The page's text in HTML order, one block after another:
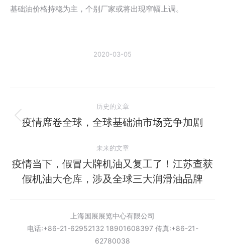
基础油价格持稳为主，个别厂家或将出现窄幅上调。
2020-03-05
章
航
历史的文章
历
的
文
章：
疫情席卷全球，全球基础油市场竞争加剧
未来的文章
未
来
的
文
章：
疫情当下，假冒大牌机油又复工了！江苏查获
假机油大仓库，涉及全球三大润滑油品牌
上海国展展览中心有限公司
电话:+86-21-62952132 18901608397 传真:+86-21-
62780038